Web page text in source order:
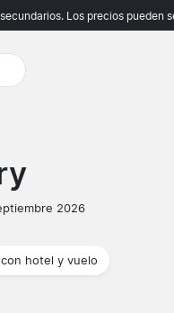
Los precios pueden
2026
hotel y vuelo